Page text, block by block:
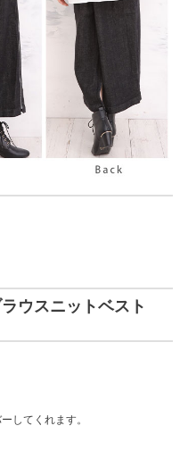
ウスニットベスト
してくれます。